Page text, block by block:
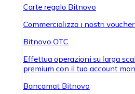
Carte regalo Bitnovo
Commercializza i nostri
Bitnovo OTC
Effettua operazioni su larga
premium con il tuo account
Bancomat Bitnovo